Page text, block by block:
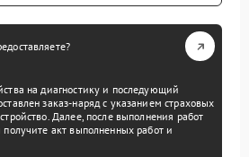
на диагностику и последующий
заказ-наряд с указанием страховых
Далее, после выполнения работ
акт выполненных работ и